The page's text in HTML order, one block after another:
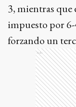
3, mientras que
impuesto por 6-
forzando un
Ads